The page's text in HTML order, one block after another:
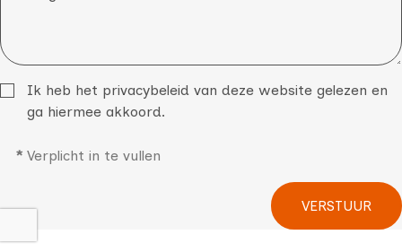
Ik heb het privacybeleid van deze website gelezen en
ga hiermee akkoord.
* Verplicht in te vullen
VERSTUUR